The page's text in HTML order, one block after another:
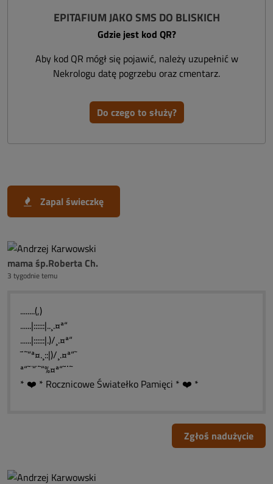
EPITAFIUM JAKO SMS DO BLISKICH
Gdzie jest kod QR?
Aby kod QR mógł się pojawić, należy uzupełnić w
Nekrologu datę pogrzebu oraz cmentarz.
Do czego to służy?
Zapal świeczkę
mama śp.Roberta Ch.
3 tygodnie temu
........(,)
......|::::::|..¸.¤ª“
......|::::::|.)/¸.¤ª“
¯¨˜“ª¤.¸::|)/¸.¤ª“˜
ª“˜¨“¨˜“%¤ª“˜¨¨˜
* ❤️ * Rocznicowe Światełko Pamięci * ❤️ *
Zgłoś nadużycie